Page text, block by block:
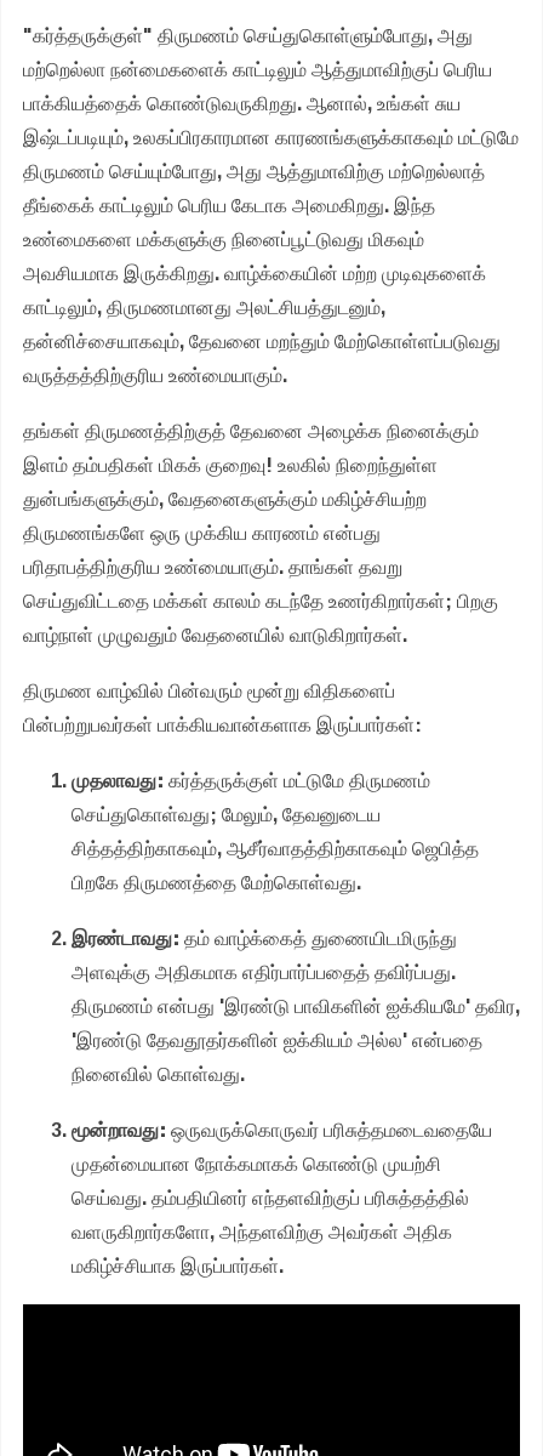
"கர்த்தருக்குள்" திருமணம் செய்துகொள்ளும்போது, அது
மற்றெல்லா நன்மைகளைக் காட்டிலும் ஆத்துமாவிற்குப் பெரிய
பாக்கியத்தைக் கொண்டுவருகிறது. ஆனால், உங்கள் சுய
இஷ்டப்படியும், உலகப்பிரகாரமான காரணங்களுக்காகவும் மட்டுமே
திருமணம் செய்யும்போது, அது ஆத்துமாவிற்கு மற்றெல்லாத்
தீங்கைக் காட்டிலும் பெரிய கேடாக அமைகிறது. இந்த
உண்மைகளை மக்களுக்கு நினைப்பூட்டுவது மிகவும்
அவசியமாக இருக்கிறது. வாழ்க்கையின் மற்ற முடிவுகளைக்
காட்டிலும், திருமணமானது அலட்சியத்துடனும்,
தன்னிச்சையாகவும், தேவனை மறந்தும் மேற்கொள்ளப்படுவது
வருத்தத்திற்குரிய உண்மையாகும்.
தங்கள் திருமணத்திற்குத் தேவனை அழைக்க நினைக்கும்
இளம் தம்பதிகள் மிகக் குறைவு! உலகில் நிறைந்துள்ள
துன்பங்களுக்கும், வேதனைகளுக்கும் மகிழ்ச்சியற்ற
திருமணங்களே ஒரு முக்கிய காரணம் என்பது
பரிதாபத்திற்குரிய உண்மையாகும். தாங்கள் தவறு
செய்துவிட்டதை மக்கள் காலம் கடந்தே உணர்கிறார்கள்; பிறகு
வாழ்நாள் முழுவதும் வேதனையில் வாடுகிறார்கள்.
திருமண வாழ்வில் பின்வரும் மூன்று விதிகளைப்
பின்பற்றுபவர்கள் பாக்கியவான்களாக இருப்பார்கள்:
முதலாவது:கர்த்தருக்குள் மட்டுமே திருமணம்
செய்துகொள்வது; மேலும், தேவனுடைய
சித்தத்திற்காகவும், ஆசீர்வாதத்திற்காகவும் ஜெபித்த
பிறகே திருமணத்தை மேற்கொள்வது.
இரண்டாவது:தம் வாழ்க்கைத் துணையிடமிருந்து
அளவுக்கு அதிகமாக எதிர்பார்ப்பதைத் தவிர்ப்பது.
திருமணம் என்பது 'இரண்டு பாவிகளின் ஐக்கியமே' தவிர,
'இரண்டு தேவதூதர்களின் ஐக்கியம் அல்ல' என்பதை
நினைவில் கொள்வது.
மூன்றாவது:ஒருவருக்கொருவர் பரிசுத்தமடைவதையே
முதன்மையான நோக்கமாகக் கொண்டு முயற்சி
செய்வது. தம்பதியினர் எந்தளவிற்குப் பரிசுத்தத்தில்
வளருகிறார்களோ, அந்தளவிற்கு அவர்கள் அதிக
மகிழ்ச்சியாக இருப்பார்கள்.